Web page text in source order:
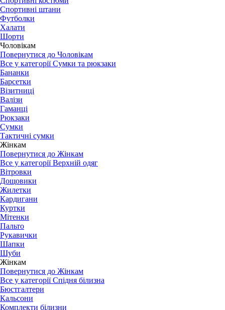
Спортивні штани
Футболки
Халати
Шорти
Чоловікам
Повернутися до Чоловікам
Все у категорії Сумки та рюкзаки
Бананки
Барсетки
Візитниці
Валізи
Гаманці
Рюкзаки
Сумки
Тактичні сумки
Жінкам
Повернутися до Жінкам
Все у категорії Верхній одяг
Вітровки
Дощовики
Жилетки
Кардигани
Куртки
Мітенки
Пальто
Рукавички
Шапки
Шуби
Жінкам
Повернутися до Жінкам
Все у категорії Спідня білизна
Бюстгалтери
Кальсони
Комплекти білизни